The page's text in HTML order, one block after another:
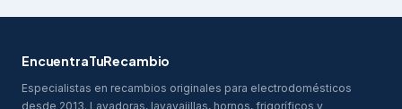
EncuentraTuRecambio
Especialistas en recambios originales para electrodomésticos
desde 2013. Lavadoras, lavavajillas, hornos, frigoríficos y